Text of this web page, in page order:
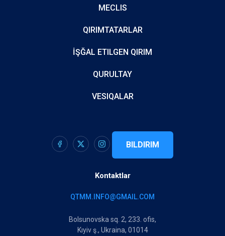
MECLIS
QIRIMTATARLAR
İŞĞAL ETILGEN QIRIM
QURULTAY
VESIQALAR
BILDIRIM
Kontaktlar
QTMM.INFO@GMAIL.COM
Bolsunovska sq. 2, 233. ofis,
Kıyiv ş., Ukraina, 01014